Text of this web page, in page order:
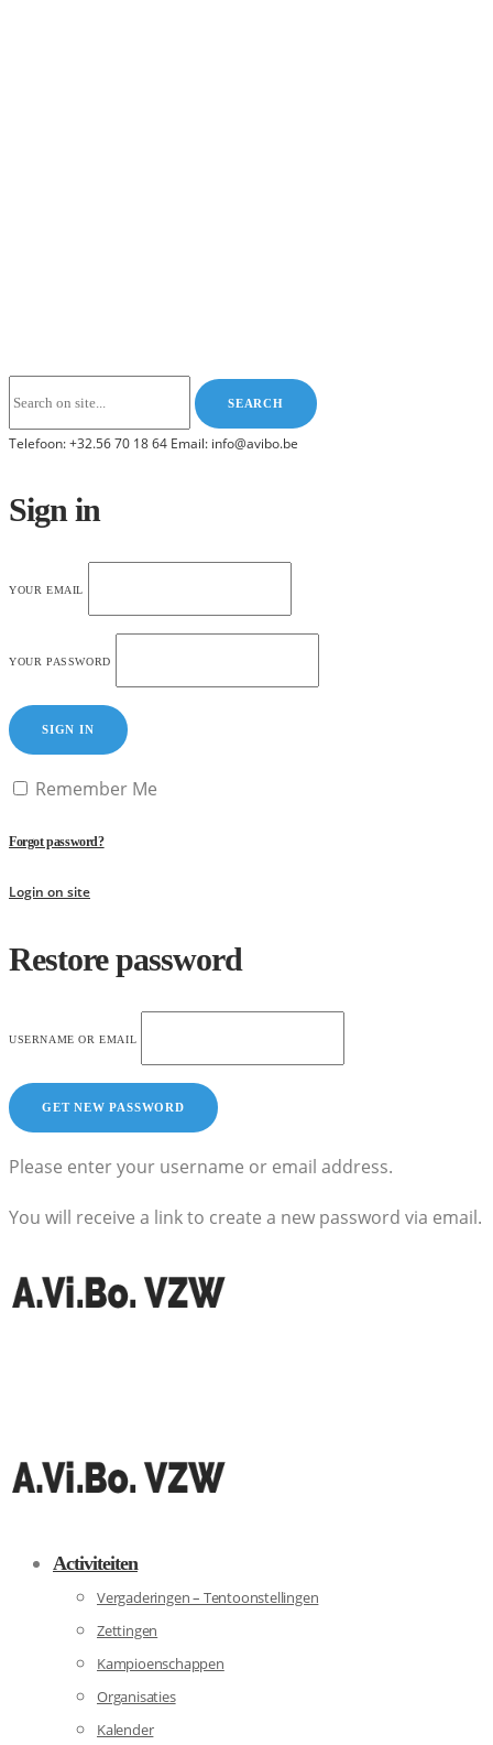
Telefoon: +32.56 70 18 64 Email: info@avibo.be
Sign in
YOUR EMAIL
YOUR PASSWORD
SIGN IN
Remember Me
Forgot password?
Login on site
Restore password
USERNAME OR EMAIL
Please enter your username or email address.
You will receive a link to create a new password via email.
Activiteiten
Vergaderingen – Tentoonstellingen
Zettingen
Kampioenschappen
Organisaties
Kalender